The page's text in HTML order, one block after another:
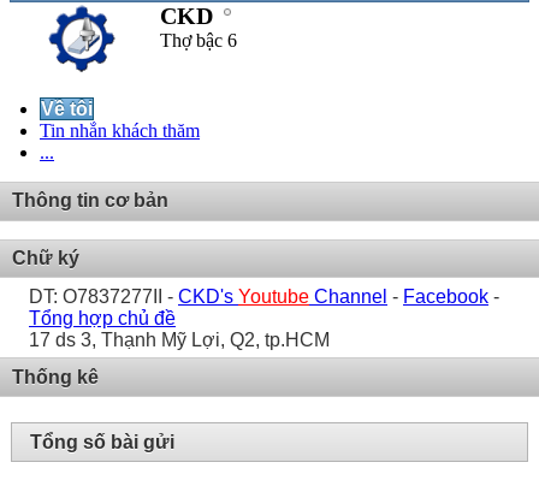
CKD
Thợ bậc 6
Về tôi
Tin nhắn khách thăm
...
Thông tin cơ bản
Chữ ký
DT: O7837277II - CKD's Youtube Channel - Facebook -
Tổng hợp chủ đề
17 ds 3, Thạnh Mỹ Lợi, Q2, tp.HCM
Thống kê
Tổng số bài gửi